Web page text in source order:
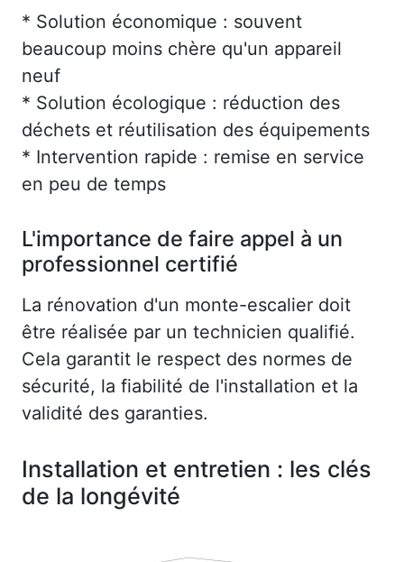
* Solution économique : souvent
beaucoup moins chère qu'un appareil
neuf
* Solution écologique : réduction des
déchets et réutilisation des équipements
* Intervention rapide : remise en service
en peu de temps
L'importance de faire appel à un
professionnel certifié
La rénovation d'un monte-escalier doit
être réalisée par un technicien qualifié.
Cela garantit le respect des normes de
sécurité, la fiabilité de l'installation et la
validité des garanties.
Installation et entretien : les clés
de la longévité